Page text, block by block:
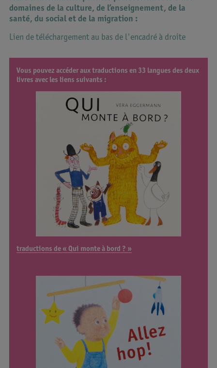
domaines de la culture, de l’enseignement, de la
santé, du social et de la migration :
Lien de téléchargement au bas de l'encadré à droite
Vous pouvez accéder aux traductions en 33 langues des deux
livres avec les liens suivants :
traductions de « Qui monte à bord ? »